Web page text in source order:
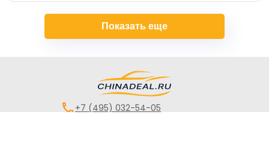
Показать еще
+7 (495) 032-54-05